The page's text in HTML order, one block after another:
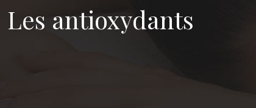
Les antioxydants